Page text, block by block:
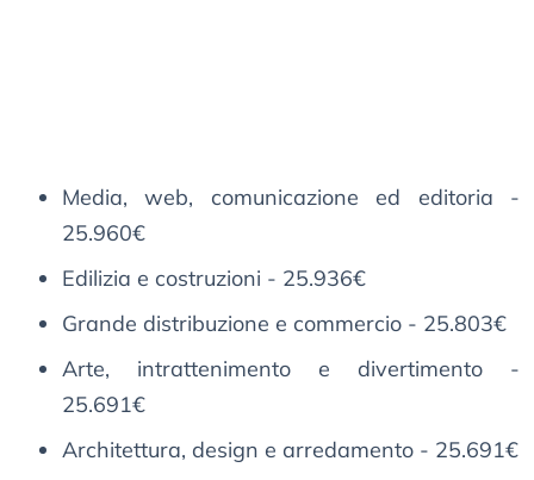
Media, web, comunicazione ed editoria -
25.960€
Edilizia e costruzioni - 25.936€
Grande distribuzione e commercio - 25.803€
Arte, intrattenimento e divertimento -
25.691€
Architettura, design e arredamento - 25.691€